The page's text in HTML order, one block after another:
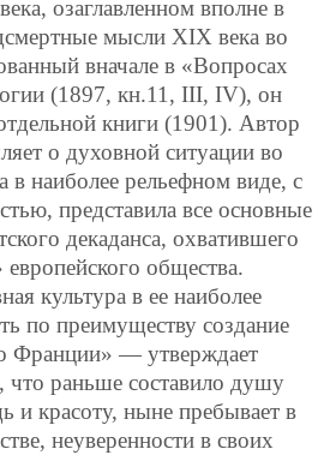
озаглавленном вполне в
мысли XIX века во
вначале в «Вопросах
(1897, кн.11, III, IV), он
книги (1901). Автор
о духовной ситуации во
в наиболее рельефном виде, с
представила все основные
декаданса, охватившего
общества.
культура в ее наиболее
по преимуществу создание
Франции» — утверждает
раньше составило душу
и красоту, ныне пребывает в
неуверенности в своих